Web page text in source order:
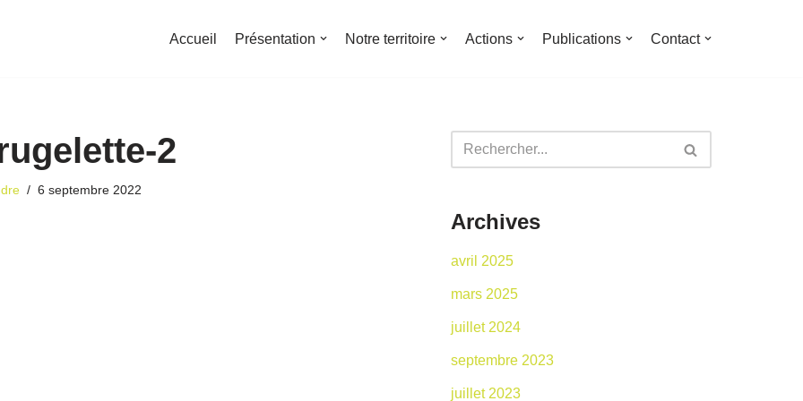
Accueil Présentation Notre territoire Actions Publications Contact
2
6 septembre 2022
Archives
avril 2025
mars 2025
juillet 2024
septembre 2023
juillet 2023